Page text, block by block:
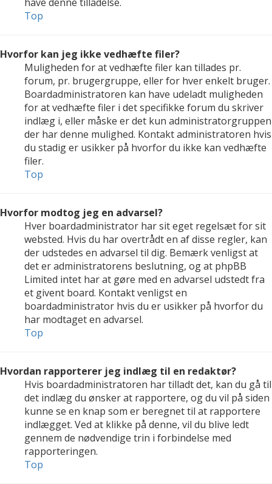
Top
Hvorfor kan jeg ikke vedhæfte filer?
Muligheden for at vedhæfte filer kan tillades pr.
forum, pr. brugergruppe, eller for hver enkelt bruger.
Boardadministratoren kan have udeladt muligheden
for at vedhæfte filer i det specifikke forum du skriver
indlæg i, eller måske er det kun administratorgruppen
der har denne mulighed. Kontakt administratoren hvis
du stadig er usikker på hvorfor du ikke kan vedhæfte
filer.
Top
Hvorfor modtog jeg en advarsel?
Hver boardadministrator har sit eget regelsæt for sit
websted. Hvis du har overtrådt en af disse regler, kan
der udstedes en advarsel til dig. Bemærk venligst at
det er administratorens beslutning, og at phpBB
Limited intet har at gøre med en advarsel udstedt fra
et givent board. Kontakt venligst en
boardadministrator hvis du er usikker på hvorfor du
har modtaget en advarsel.
Top
Hvordan rapporterer jeg indlæg til en redaktør?
Hvis boardadministratoren har tilladt det, kan du gå til
det indlæg du ønsker at rapportere, og du vil på siden
kunne se en knap som er beregnet til at rapportere
indlægget. Ved at klikke på denne, vil du blive ledt
gennem de nødvendige trin i forbindelse med
rapporteringen.
Top